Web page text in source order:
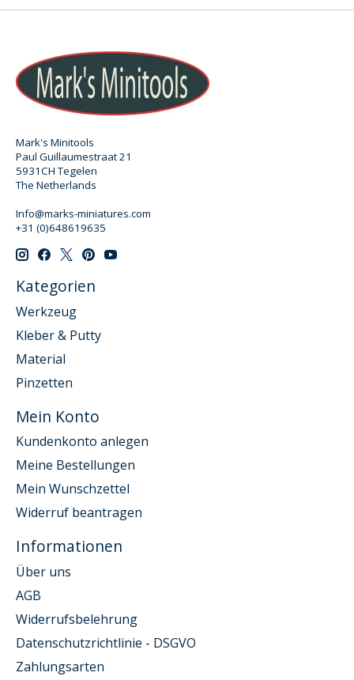
Mark's Minitools
Paul Guillaumestraat 21
5931CH Tegelen
The Netherlands
Info@marks-miniatures.com
+31 (0)648619635
Kategorien
Werkzeug
Kleber & Putty
Material
Pinzetten
Mein Konto
Kundenkonto anlegen
Meine Bestellungen
Mein Wunschzettel
Widerruf beantragen
Informationen
Über uns
AGB
Widerrufsbelehrung
Datenschutzrichtlinie - DSGVO
Zahlungsarten